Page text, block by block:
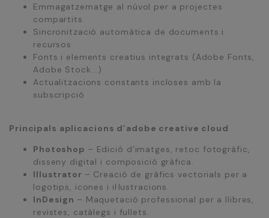
Emmagatzematge al núvol per a projectes
compartits
Sincronització automàtica de documents i
recursos
Fonts i elements creatius integrats (Adobe Fonts,
Adobe Stock...)
Actualitzacions constants incloses amb la
subscripció
Principals aplicacions d’adobe creative cloud
Photoshop – Edició d’imatges, retoc fotogràfic,
disseny digital i composició gràfica.
Illustrator – Creació de gràfics vectorials per a
logotips, icones i il·lustracions.
InDesign – Maquetació professional per a llibres,
revistes, catàlegs i fullets.